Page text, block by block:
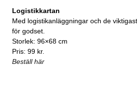
Logistikkartan
Med logistikanläggningar och de
för godset.
Storlek: 96×68 cm
Pris: 99 kr.
Beställ här